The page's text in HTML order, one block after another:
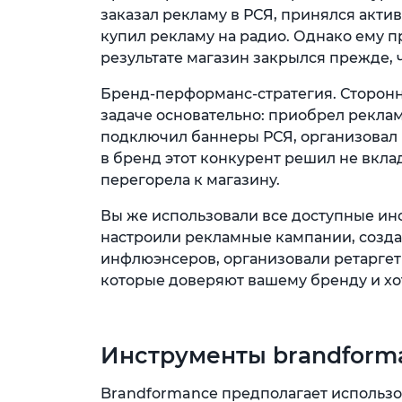
заказал рекламу в РСЯ, принялся
купил рекламу на радио. Однако ему
результате магазин закрылся
Бренд-перформанс-стратегия.
задаче основательно: приобрел
подключил баннеры РСЯ, организовал
в бренд этот конкурент решил не
перегорела к магазину.
Вы же использовали все доступные
настроили рекламные кампании,
инфлюэнсеров, организовали
которые доверяют вашему бренду и
Инструменты
Brandformance предполагает